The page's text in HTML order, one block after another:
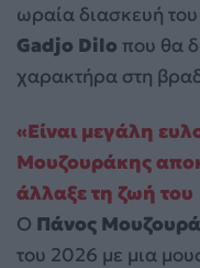
ωραία διασκευή του
Gadjo Dilo που θα
χαρακτήρα στη
«Είναι μεγάλη
Μουζουράκης
άλλαξε τη ζωή του
Ο Πάνος
του 2026 με μια